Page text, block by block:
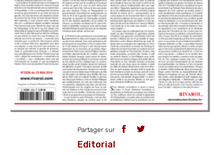
Partager sur
Editorial